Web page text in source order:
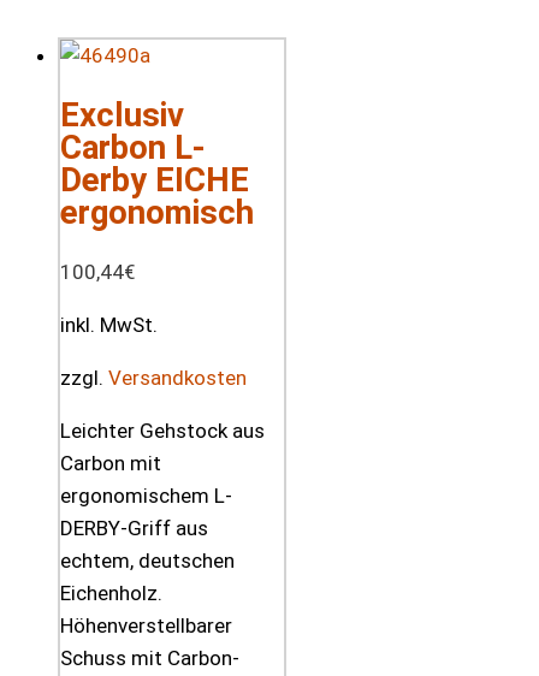
Exclusiv
Carbon L-
Derby EICHE
ergonomisch
100,44€
inkl. MwSt.
zzgl. Versandkosten
Leichter Gehstock aus
Carbon mit
ergonomischem L-
DERBY-Griff aus
echtem, deutschen
Eichenholz.
Höhenverstellbarer
Schuss mit Carbon-